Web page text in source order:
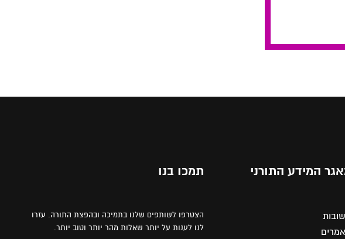
המידע התורני תמכו בנו
הצטרפו לשותפים שלנו בתמיכה ובהפצת התורה. עזרו
לנו לענות על יותר שאלות מהר יותר וטוב יותר.